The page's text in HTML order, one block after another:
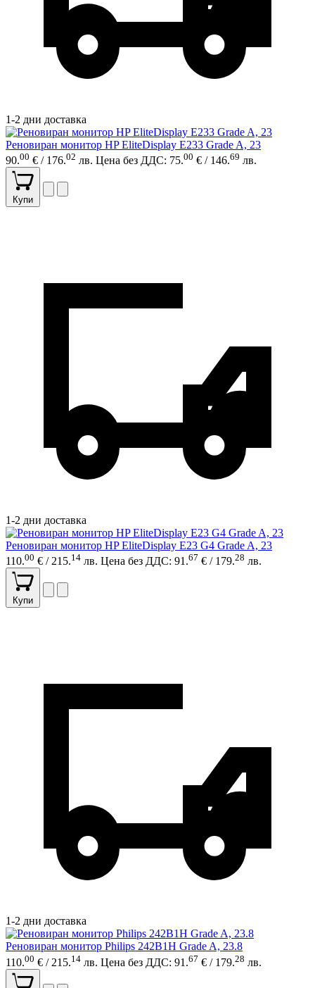
1-2 дни доставка
Реновиран монитор HP EliteDisplay E233 Grade A, 23
90.00 € / 176.02 лв. Цена без ДДС: 75.00 € / 146.69 лв.
Купи
1-2 дни доставка
Реновиран монитор HP EliteDisplay E23 G4 Grade A, 23
110.00 € / 215.14 лв. Цена без ДДС: 91.67 € / 179.28 лв.
Купи
1-2 дни доставка
Реновиран монитор Philips 242B1H Grade A, 23.8
110.00 € / 215.14 лв. Цена без ДДС: 91.67 € / 179.28 лв.